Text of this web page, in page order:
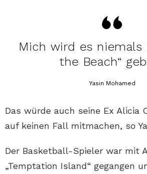
Mich wird es niemals
the Beach“
Yasin Mohamed
Das würde auch seine Ex Alicia
auf keinen Fall mitmachen, so
Der Basketball-Spieler war mit
„Temptation Island“ gegangen